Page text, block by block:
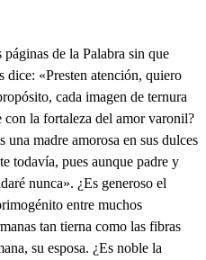
de la Palabra sin que
dice: «Presten atención, quiero
cada imagen de ternura
la fortaleza del amor varonil?
una madre amorosa en sus dulces
todavía, pues aunque padre y
nunca». ¿Es generoso el
entre muchos
tan tierna como las fibras
su esposa. ¿Es noble la